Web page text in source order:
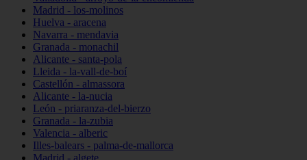
Madrid - los-molinos
Huelva - aracena
Navarra - mendavia
Granada - monachil
Alicante - santa-pola
Lleida - la-vall-de-boí
Castellón - almassora
Alicante - la-nucia
León - priaranza-del-bierzo
Granada - la-zubia
Valencia - alberic
Illes-balears - palma-de-mallorca
Madrid - algete